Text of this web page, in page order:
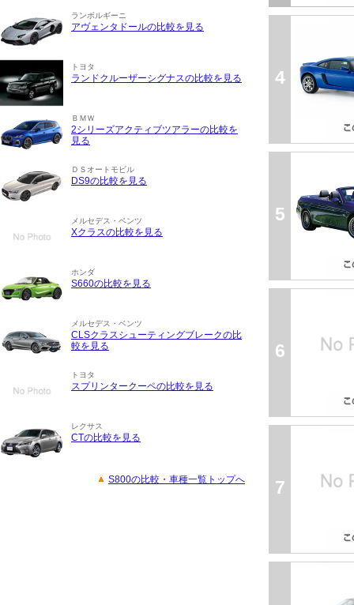
ランボルギーニ
アヴェンタドールの比較を見る
トヨタ
ランドクルーザーシグナスの比較を見る
ＢＭＷ
2シリーズアクティブツアラーの比較を
見る
ＤＳオートモビル
DS9の比較を見る
メルセデス・ベンツ
Xクラスの比較を見る
ホンダ
S660の比較を見る
メルセデス・ベンツ
CLSクラスシューティングブレークの比
較を見る
トヨタ
スプリンタークーペの比較を見る
レクサス
CTの比較を見る
S800の比較・車種一覧トップへ
4
5
6
7